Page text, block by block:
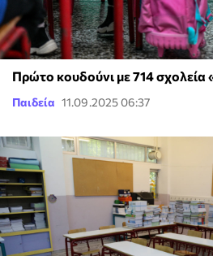
Πρώτο κουδούνι με 714
Παιδεία 11.09.2025 06:37